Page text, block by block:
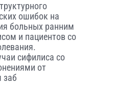
ошибок на
больных ранним
и пациентов со
сифилиса со
от
заб